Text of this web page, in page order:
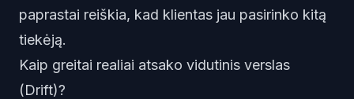
paprastai reiškia, kad klientas jau pasirinko kitą
tiekėją.
Kaip greitai realiai atsako vidutinis verslas
(Drift)?